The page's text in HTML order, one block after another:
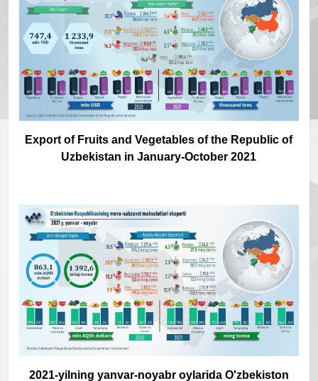
Export of Fruits and Vegetables of the Republic of
Uzbekistan in January-October 2021
2021-yilning yanvar-noyabr oylarida O'zbekiston